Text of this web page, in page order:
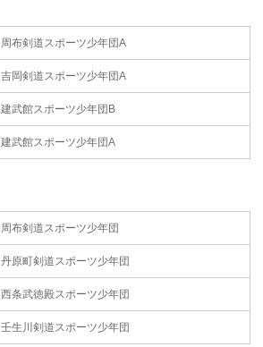
周布剣道スポーツ少年団A
吉岡剣道スポーツ少年団A
建武館スポーツ少年団B
建武館スポーツ少年団A
周布剣道スポーツ少年団
丹原町剣道スポーツ少年団
西条武徳殿スポーツ少年団
壬生川剣道スポーツ少年団